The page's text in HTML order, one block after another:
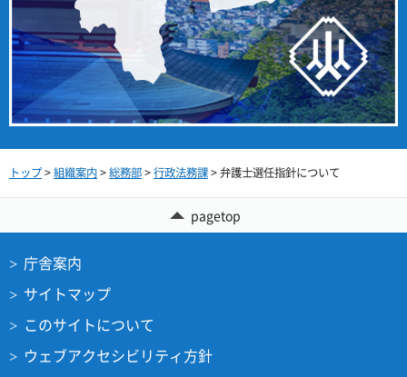
トップ>組織案内>総務部>行政法務課> 弁護士選任指針について
pagetop
庁舎案内
サイトマップ
このサイトについて
ウェブアクセシビリティ方針